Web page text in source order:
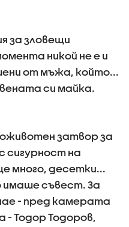
за зловещи
никой не е и
от мъжа, който...
си майка.
затвор за
сигурност на
много, десетки...
съвест. За
- пред камерата
- Тодор Тодоров,